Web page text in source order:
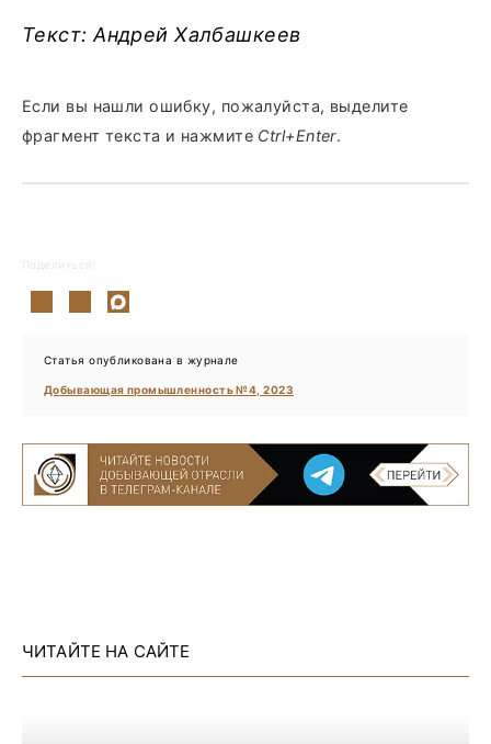
Текст: Андрей Халбашкеев
Если вы нашли ошибку, пожалуйста, выделите
фрагмент текста и нажмите Ctrl+Enter.
Поделиться:
Статья опубликована в журнале
Добывающая промышленность №4, 2023
ЧИТАЙТЕ НА САЙТЕ